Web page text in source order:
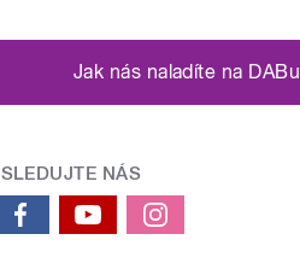
Jak nás naladíte na DABu
SLEDUJTE NÁS